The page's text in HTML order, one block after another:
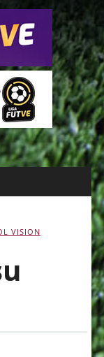
VISION